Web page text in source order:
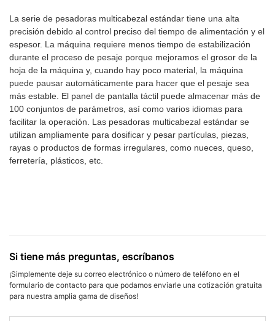
La serie de pesadoras multicabezal estándar tiene una alta
precisión debido al control preciso del tiempo de alimentación y el
espesor. La máquina requiere menos tiempo de estabilización
durante el proceso de pesaje porque mejoramos el grosor de la
hoja de la máquina y, cuando hay poco material, la máquina
puede pausar automáticamente para hacer que el pesaje sea
más estable. El panel de pantalla táctil puede almacenar más de
100 conjuntos de parámetros, así como varios idiomas para
facilitar la operación. Las pesadoras multicabezal estándar se
utilizan ampliamente para dosificar y pesar partículas, piezas,
rayas o productos de formas irregulares, como nueces, queso,
ferretería, plásticos, etc.
Si tiene más preguntas, escríbanos
¡Simplemente deje su correo electrónico o número de teléfono en el
formulario de contacto para que podamos enviarle una cotización gratuita
para nuestra amplia gama de diseños!